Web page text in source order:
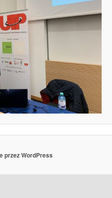
przez WordPress